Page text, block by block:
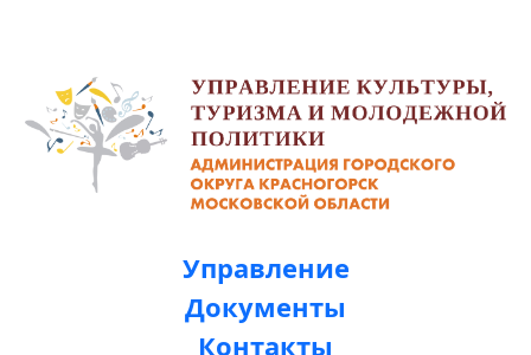
Управление
Документы
Контакты